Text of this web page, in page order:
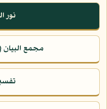
نور
مجمع البيان